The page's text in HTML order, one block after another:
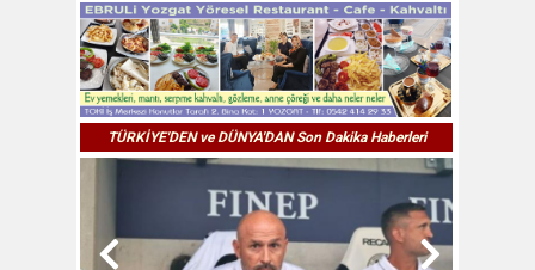
TÜRKİYE'DEN ve DÜNYA'DAN Son Dakika Haberleri